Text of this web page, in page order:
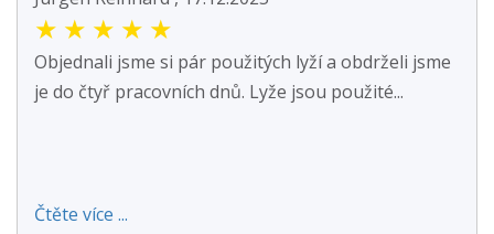
★ ★ ★ ★ ★
Objednali jsme si pár použitých lyží a obdrželi jsme
je do čtyř pracovních dnů. Lyže jsou použité...
Čtěte více ...